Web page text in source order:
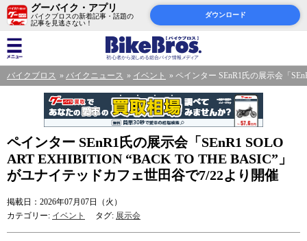
グーバイク・アプリ
バイクブロスの新着記事・話題の
記事を見逃さない！
ダウンロード
バイクブロス バイクニュース イベント ペインター SEnR1氏の展示会「
ペインター SEnR1氏の展示会「SEnR1 SOLO
ART EXHIBITION “BACK TO THE BASIC”」
がユナイテッドカフェ世田谷で7/22より開催
掲載日：2026年07月07日（火）
カテゴリー: イベント タグ: 展示会